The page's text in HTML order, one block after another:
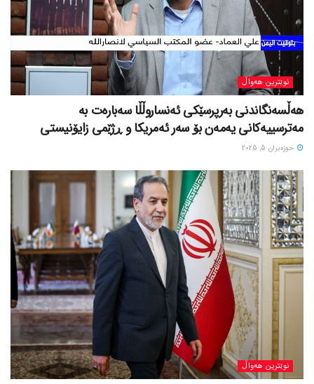
نوێترین هەواڵ
هەڵسەنگاندنی بەرپرسێکی ئەنساروڵڵا سەبارەت بە
مەترسییەکانی یەمەن بۆ سەر ئەمریکا و ڕژێمی زایۆنیستی
حوزه‌یران 5, 2025
نوێترین هەواڵ